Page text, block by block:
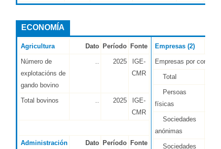
ECONOMÍA
Agricultura Dato Período Fonte
Número de
explotacións de
gando bovino
.. 2025
IGE-
CMR
Total bovinos .. 2025
IGE-
CMR
Administración
Dato Período Fonte
Empresas (2)
Empresas por
Total
Persoas
físicas
Sociedades
anónimas
Sociedades